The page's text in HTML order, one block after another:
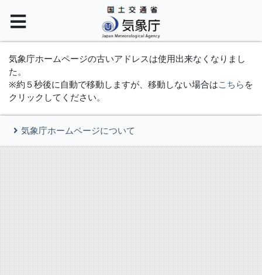
気象庁ホームページの古いアドレスは使用出来なくなりまし
た。
※約５秒後に自動で移動しますが、移動しない場合はこちら を
クリックしてください。
気象庁ホームページについて